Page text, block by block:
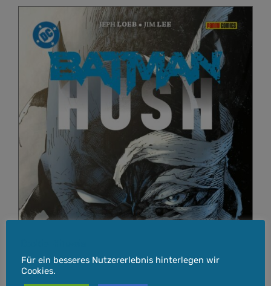
Für ein besseres Nutzererlebnis hinterlegen wir
Cookies.